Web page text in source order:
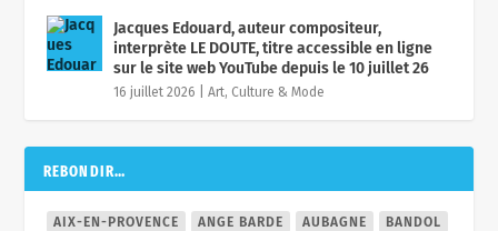
Jacques Edouard, auteur compositeur,
interprète LE DOUTE, titre accessible en ligne
sur le site web YouTube depuis le 10 juillet 26
16 juillet 2026 |Art, Culture & Mode
REBONDIR…
AIX-EN-PROVENCE ANGE BARDE AUBAGNE
BANDOL